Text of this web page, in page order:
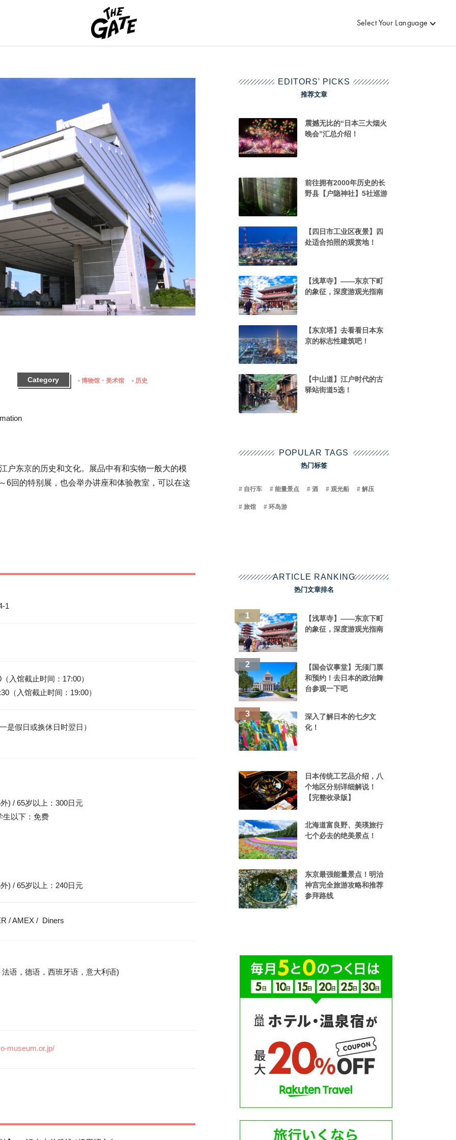
Select Your Language
Category 博物馆・美术馆 历史
户东京的历史和文化。展品中有和实物一般大的模
6回的特别展，也会举办讲座和体验教室，可以在这
1
入馆截止时间：17:00）
（入馆截止时间：19:00）
是假日或换休日时翌日）
) / 65岁以上：300日元
生以下：免费
) / 65岁以上：240日元
/ AMEX /  Diners
语，德语，西班牙语，意大利语)
museum.or.jp/
EDITORS' PICKS
推荐文章
震撼无比的“日本三大烟火
晚会”汇总介绍！
前往拥有2000年历史的长
野县【户隐神社】5社巡游
【四日市工业区夜景】四
处适合拍照的观赏地！
【浅草寺】——东京下町
的象征，深度游观光指南
【东京塔】去看看日本东
京的标志性建筑吧！
【中山道】江户时代的古
驿站街道5选！
POPULAR TAGS
热门标签
自行车 能量景点 酒 观光船 解压
旅馆 环岛游
ARTICLE RANKING
热门文章排名
【浅草寺】——东京下町
的象征，深度游观光指南
【国会议事堂】无须门票
和预约！去日本的政治舞
台参观一下吧
深入了解日本的七夕文
化！
日本传统工艺品介绍，八
个地区分别详细解说！
【完整收录版】
北海道富良野、美瑛旅行
七个必去的绝美景点！
东京最强能量景点！明治
神宫完全旅游攻略和推荐
参拜路线